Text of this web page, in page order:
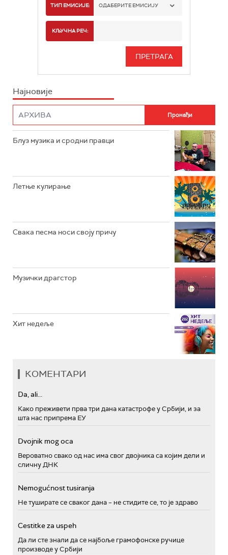
РАДИО БЕОГРАД 1
РАДИО БЕОГРАД 3
РАДИО РОКЕНРОЛЕР
РАДИО ЏЕЗЕР
ТИП ЕМИСИЈЕ: ОДАБЕРИТЕ ЕМИСИЈУ
ИНФО
КЉУЧНА РЕЧ:
Најновије
Блуз музика и сродни правци
Летње кулирање
Свака песма носи своју причу
Музички драгстор
Хит недеље
КОМЕНТАРИ
Da, ali...
Како преживети прва три дана катастрофе у Србији, и за
шта нас припрема ЕУ
Dvojnik mog oca
Вероватно свако од нас има свог двојника са којим дели и
сличну ДНК
Nemogućnost tusiranja
Не туширате се сваког дана – не стидите се, то је здраво
Cestitke za uspeh
Да ли сте знали да се најбоље грамофонске ручице
производе у Србији